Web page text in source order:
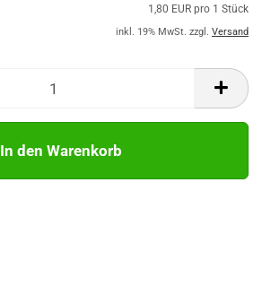
1,80 EUR pro 1 Stück
inkl. 19% MwSt. zzgl. Versand
In den Warenkorb